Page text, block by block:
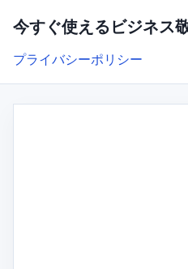
今すぐ使えるビジネス
プライバシーポリシー